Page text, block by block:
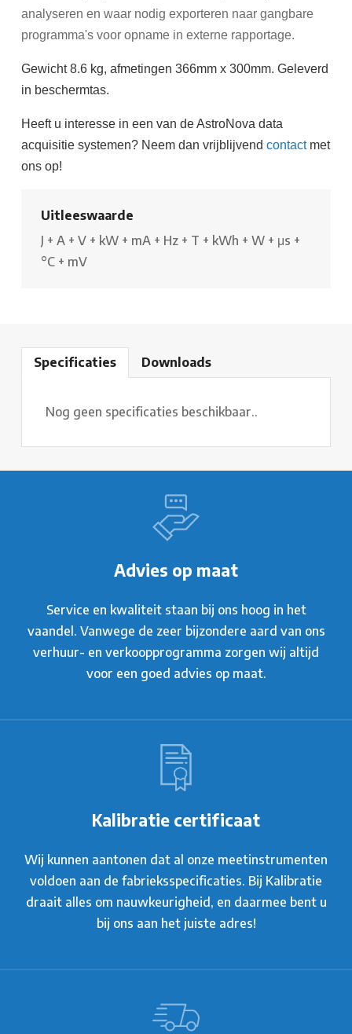
analyseren en waar nodig exporteren naar gangbare
programma's voor opname in externe rapportage.
Gewicht 8.6 kg, afmetingen 366mm x 300mm. Geleverd
in beschermtas.
Heeft u interesse in een van de AstroNova data
acquisitie systemen? Neem dan vrijblijvend contact met
ons op!
Uitleeswaarde
J + A + V + kW + mA + Hz + T + kWh + W + μs +
°C + mV
Specificaties Downloads
Nog geen specificaties beschikbaar..
Advies op maat
Service en kwaliteit staan bij ons hoog in het
vaandel. Vanwege de zeer bijzondere aard van ons
verhuur- en verkoopprogramma zorgen wij altijd
voor een goed advies op maat.
Kalibratie certificaat
Wij kunnen aantonen dat al onze meetinstrumenten
voldoen aan de fabrieksspecificaties. Bij Kalibratie
draait alles om nauwkeurigheid, en daarmee bent u
bij ons aan het juiste adres!